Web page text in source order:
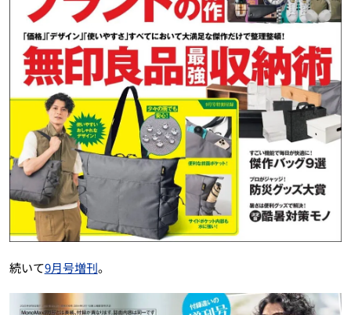
続いて9月号増刊。